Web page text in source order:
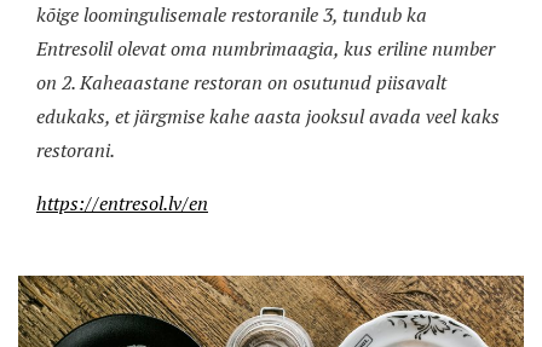
kõige loomingulisemale restoranile 3, tundub ka
Entresolil olevat oma numbrimaagia, kus eriline number
on 2. Kaheaastane restoran on osutunud piisavalt
edukaks, et järgmise kahe aasta jooksul avada veel kaks
restorani.
https://entresol.lv/en